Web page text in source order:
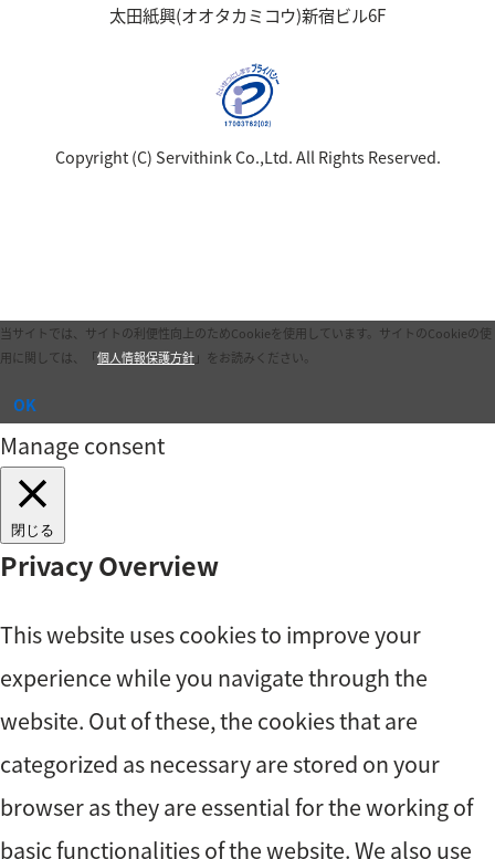
太田紙興(オオタカミコウ)新宿ビル6F
Copyright (C) Servithink Co.,Ltd. All Rights Reserved.
当サイトでは、サイトの利便性向上のためCookieを使用しています。 サイトのCookieの使
用に関しては、「個人情報保護方針」をお読みください。
OK
Manage consent
閉じる
Privacy Overview
This website uses cookies to improve your
experience while you navigate through the
website. Out of these, the cookies that are
categorized as necessary are stored on your
browser as they are essential for the working of
basic functionalities of the website. We also use